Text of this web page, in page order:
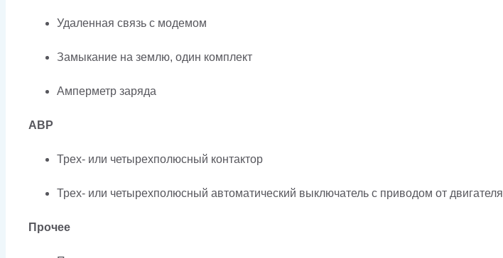
Удаленная связь с модемом
Замыкание на землю, один комплект
Амперметр заряда
АВР
Трех- или четырехполюсный контактор
Трех- или четырехполюсный автоматический выключатель с приводом от двигателя
Прочее